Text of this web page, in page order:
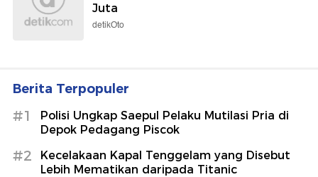
Juta
detikOto
Berita Terpopuler
#1
Polisi Ungkap Saepul Pelaku Mutilasi Pria di
Depok Pedagang Piscok
#2
Kecelakaan Kapal Tenggelam yang Disebut
Lebih Mematikan daripada Titanic